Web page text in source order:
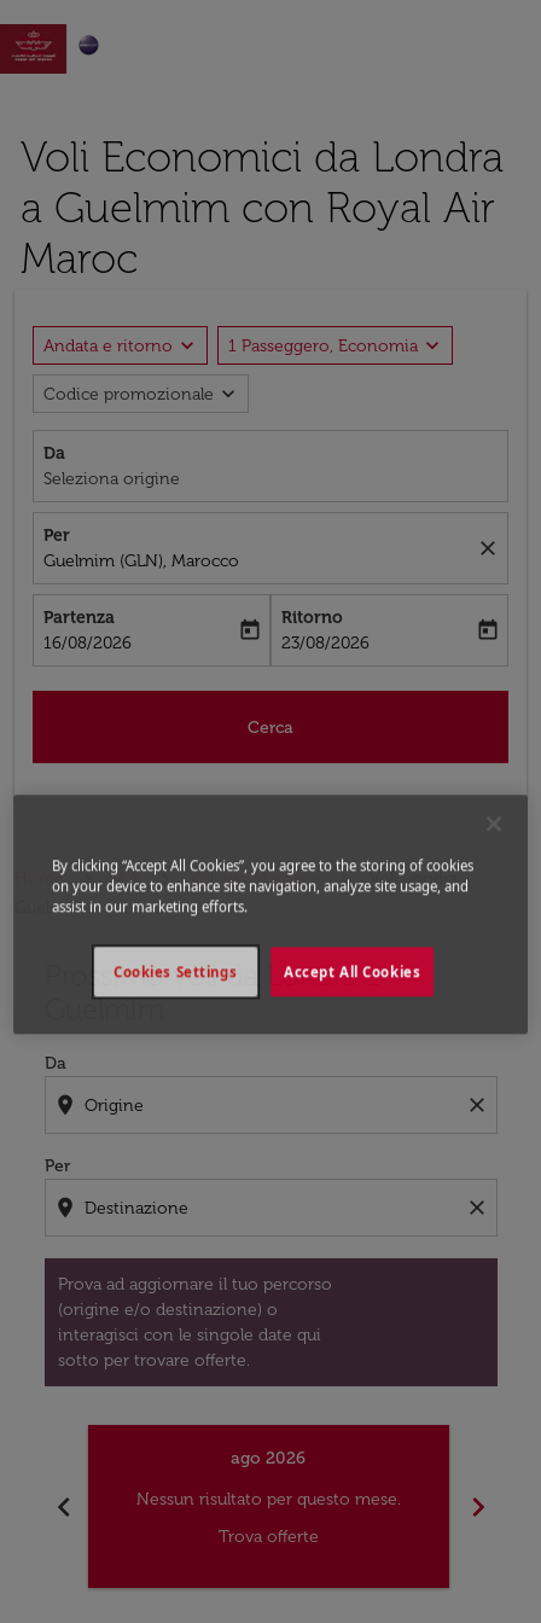

Voli Economici da Londra
a Guelmim con Royal Air
Maroc
Andata e ritorno expand_more 1 Passeggero, Economia expand_more
Codice promozionale expand_more
Da
Seleziona origine
Per
Guelmim (GLN), Marocco
close
Partenza
fc-booking-departure-date-aria-label
16/08/2026
today
Ritorno
fc-booking-return-date-aria-label
23/08/2026
today
Cerca
Home Voli Voli per Marocco
Voli Londra -
Guelmim
Prossimo voli da Londra a
Guelmim
Da
location_on close
Per
location_on close
Prova ad aggiornare il tuo percorso
(origine e/o destinazione) o
interagisci con le singole date qui
sotto per trovare offerte.
Prova ad aggiornare il tuo percorso (origine e/o
chevron_left
ago 2026
Nessun risultato per questo mese.
Trova offerte
chevron_right
By clicking “Accept All Cookies”, you agree to the storing of cookies
on your device to enhance site navigation, analyze site usage, and
assist in our marketing efforts.
Accept All Cookies
Cookies Settings